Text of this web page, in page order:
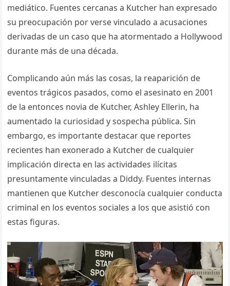
mediático. Fuentes cercanas a Kutcher han expresado
su preocupación por verse vinculado a acusaciones
derivadas de un caso que ha atormentado a Hollywood
durante más de una década.
Complicando aún más las cosas, la reaparición de
eventos trágicos pasados, como el asesinato en 2001
de la entonces novia de Kutcher, Ashley Ellerin, ha
aumentado la curiosidad y sospecha pública. Sin
embargo, es importante destacar que reportes
recientes han exonerado a Kutcher de cualquier
implicación directa en las actividades ilícitas
presuntamente vinculadas a Diddy. Fuentes internas
mantienen que Kutcher desconocía cualquier conducta
criminal en los eventos sociales a los que asistió con
estas figuras.